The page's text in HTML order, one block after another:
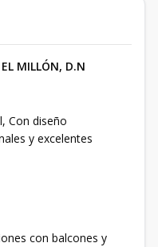
MILLÓN, D.N
Con diseño
y excelentes
con balcones y